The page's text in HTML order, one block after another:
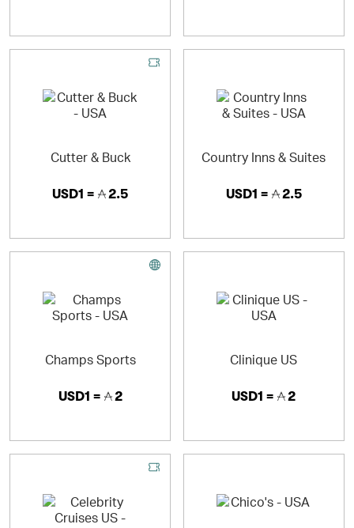
Cutter & Buck
USD1 = 2.5
Country Inns & Suites
USD1 = 2.5
Champs Sports
USD1 = 2
Clinique US
USD1 = 2